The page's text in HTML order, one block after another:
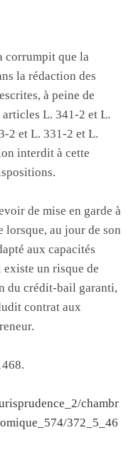
corrumpit que la
la rédaction des
à peine de
L. 341-2 et L.
2 et L. 331-2 et L.
interdit à cette
de mise en garde à
lorsque, au jour de son
aux capacités
un risque de
du crédit-bail garanti,
contrat aux
chambr
372_5_46